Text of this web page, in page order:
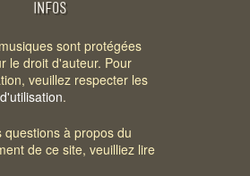
INFOS
sont protégées
le droit d'auteur. Pour
veuillez respecter les
.
questions à propos du
de ce site, veuilliez lire